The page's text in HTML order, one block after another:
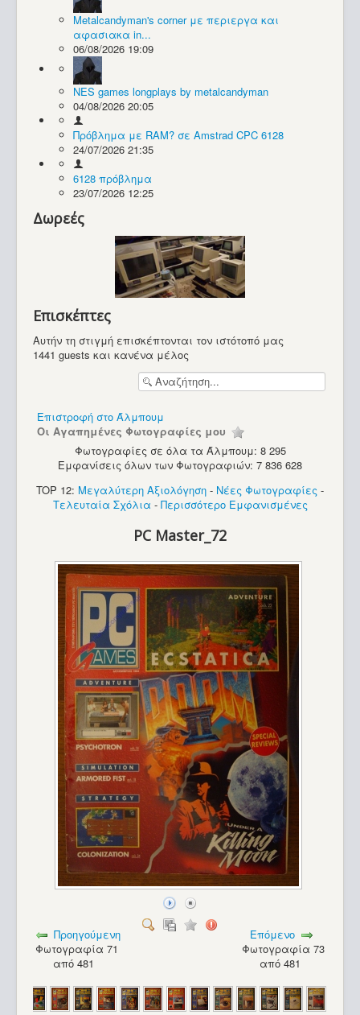
Υπολογιστές
Metalcandyman's corner με περιεργα και
αφασιακα in...
06/08/2026 19:09
NES games longplays by metalcandyman
04/08/2026 20:05
Πρόβλημα με RAM? σε Amstrad CPC 6128
24/07/2026 21:35
6128 πρόβλημα
23/07/2026 12:25
Δωρεές
Επισκέπτες
Αυτήν τη στιγμή επισκέπτονται τον ιστότοπό μας
1441 guests και κανένα μέλος
Επιστροφή στο Άλμπουμ
Οι Αγαπημένες Φωτογραφίες μου
Φωτογραφίες σε όλα τα Άλμπουμ: 8 295
Εμφανίσεις όλων των Φωτογραφιών: 7 836 628
TOP 12: Μεγαλύτερη Αξιολόγηση - Νέες Φωτογραφίες -
Τελευταία Σχόλια - Περισσότερο Εμφανισμένες
PC Master_72
Προηγούμενη
Φωτογραφία 71
από 481
Επόμενο
Φωτογραφία 73
από 481